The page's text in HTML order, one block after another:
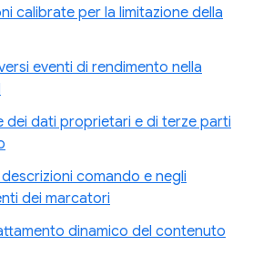
calibrate per la limitazione della
eventi di rendimento nella
dei dati proprietari e di terze parti
comando e negli
dei marcatori
dinamico del contenuto